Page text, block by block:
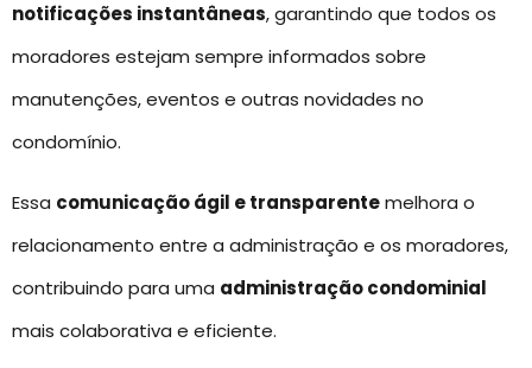
notificações instantâneas, garantindo que todos os
moradores estejam sempre informados sobre
manutenções, eventos e outras novidades no
condomínio.
Essa comunicação ágil e transparentemelhora o
relacionamento entre a administração e os moradores,
contribuindo para uma administração condominial
mais colaborativa e eficiente.